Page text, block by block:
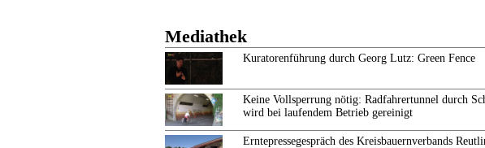
Mediathek
Kuratorenführung durch Georg Lutz: Green Fence
Keine Vollsperrung nötig: Radfahrertunnel durch
wird bei laufendem Betrieb gereinigt
Erntepressegespräch des Kreisbauernverbands